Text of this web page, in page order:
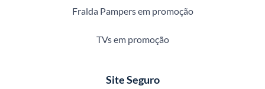
Fralda Pampers em promoção
TVs em promoção
Site Seguro